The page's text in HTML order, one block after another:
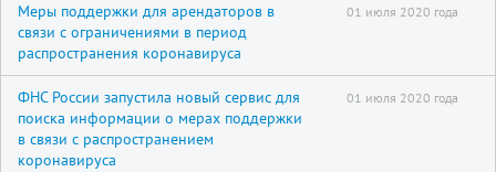
Меры поддержки для арендаторов в
связи с ограничениями в период
распространения коронавируса
01 июля 2020 года
ФНС России запустила новый сервис для
поиска информации о мерах поддержки
в связи с распространением
коронавируса
01 июля 2020 года